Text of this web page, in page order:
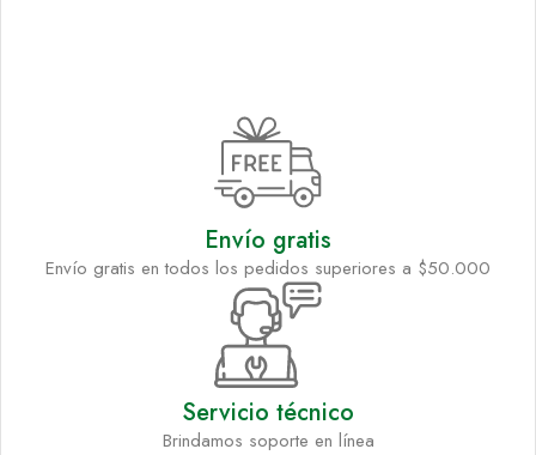
Envío gratis
Envío gratis en todos los pedidos superiores a $50.000
Servicio técnico
Brindamos soporte en línea